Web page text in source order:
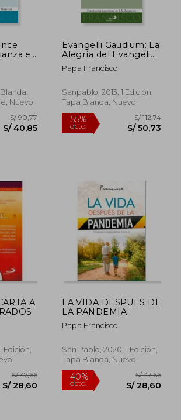
40%
S/ 52,56 51%
en
Nuevo
Evangelii Gaudium: La
Alegría del Evangelio
(Encíclicas)
Papa Francisco
Sanpablo, 2013, 1 Edición,
Tapa Blanda, Nuevo
A
Edición,
LA VIDA DESPUES DE
LA PANDEMIA
Papa Francisco
San Pablo, 2020, 1 Edición,
Tapa Blanda, Nuevo